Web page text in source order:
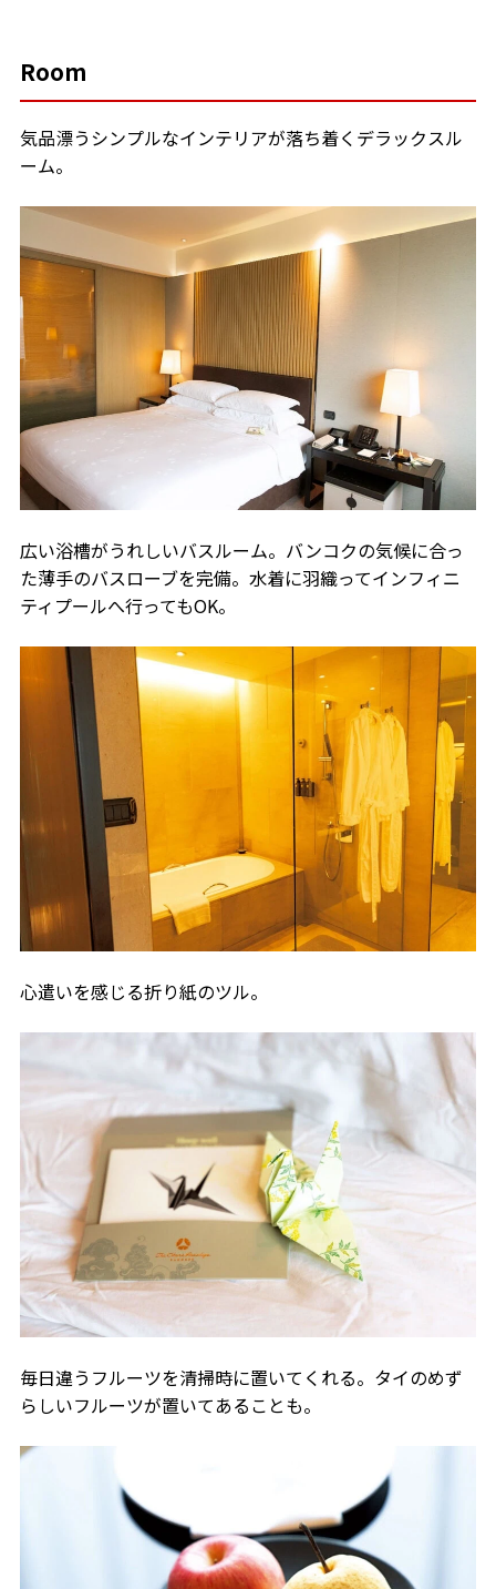
Room
気品漂うシンプルなインテリアが落ち着くデラックスル
ーム。
広い浴槽がうれしいバスルーム。バンコクの気候に合っ
た薄手のバスローブを完備。水着に羽織ってインフィニ
ティプールへ行ってもOK。
心遣いを感じる折り紙のツル。
毎日違うフルーツを清掃時に置いてくれる。タイのめず
らしいフルーツが置いてあることも。